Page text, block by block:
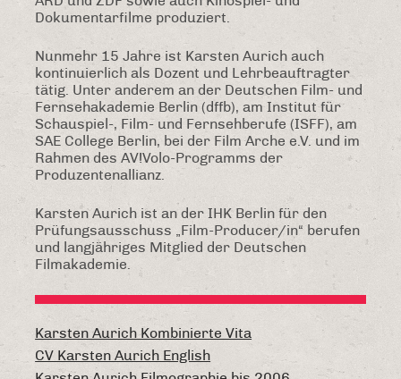
Dokumentarfilme produziert.
Nunmehr 15 Jahre ist Karsten Aurich auch
kontinuierlich als Dozent und Lehrbeauftragter
tätig. Unter anderem an der Deutschen Film- und
Fernsehakademie Berlin (dffb), am Institut für
Schauspiel-, Film- und Fernsehberufe (ISFF), am
SAE College Berlin, bei der Film Arche e.V. und im
Rahmen des AV!Volo-Programms der
Produzentenallianz.
Karsten Aurich ist an der IHK Berlin für den
Prüfungsausschuss „Film-Producer/in“ berufen
und langjähriges Mitglied der Deutschen
Filmakademie.
Karsten Aurich Kombinierte Vita
CV Karsten Aurich English